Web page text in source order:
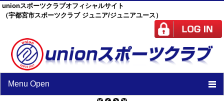
unionスポーツクラブオフィシャルサイト
（宇都宮市スポーツクラブ ジュニア/ジュニアユース）
Menu Open